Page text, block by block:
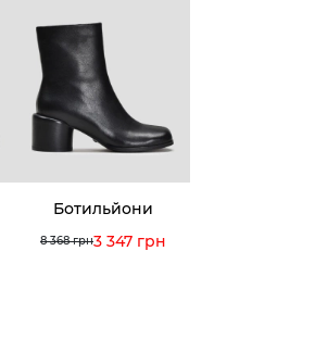
Ботильйони
8 368 грн3 347 грн